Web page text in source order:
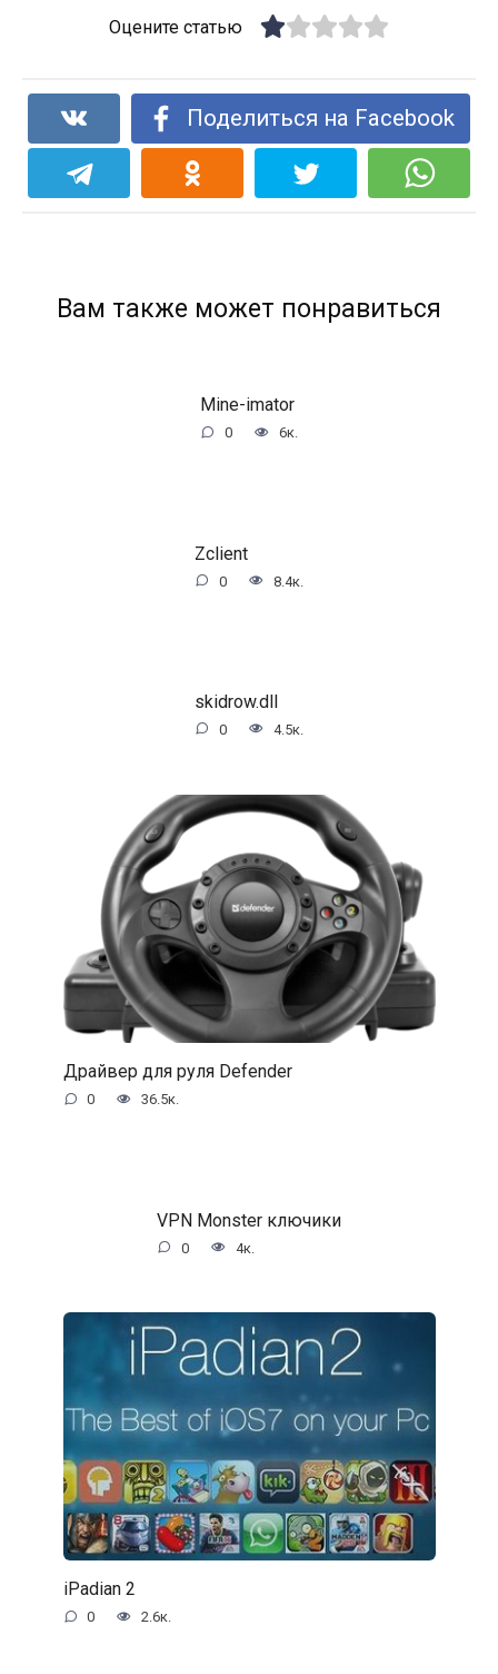
Оцените статью
Поделиться на Facebook
Вам также может понравиться
Mine-imator
0 6к.
Zclient
0 8.4к.
skidrow.dll
0 4.5к.
Драйвер для руля Defender
0 36.5к.
VPN Monster ключики
0 4к.
iPadian 2
0 2.6к.